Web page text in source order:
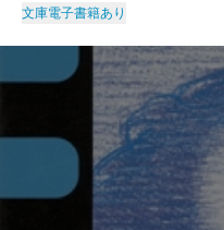
文庫電子書籍あり